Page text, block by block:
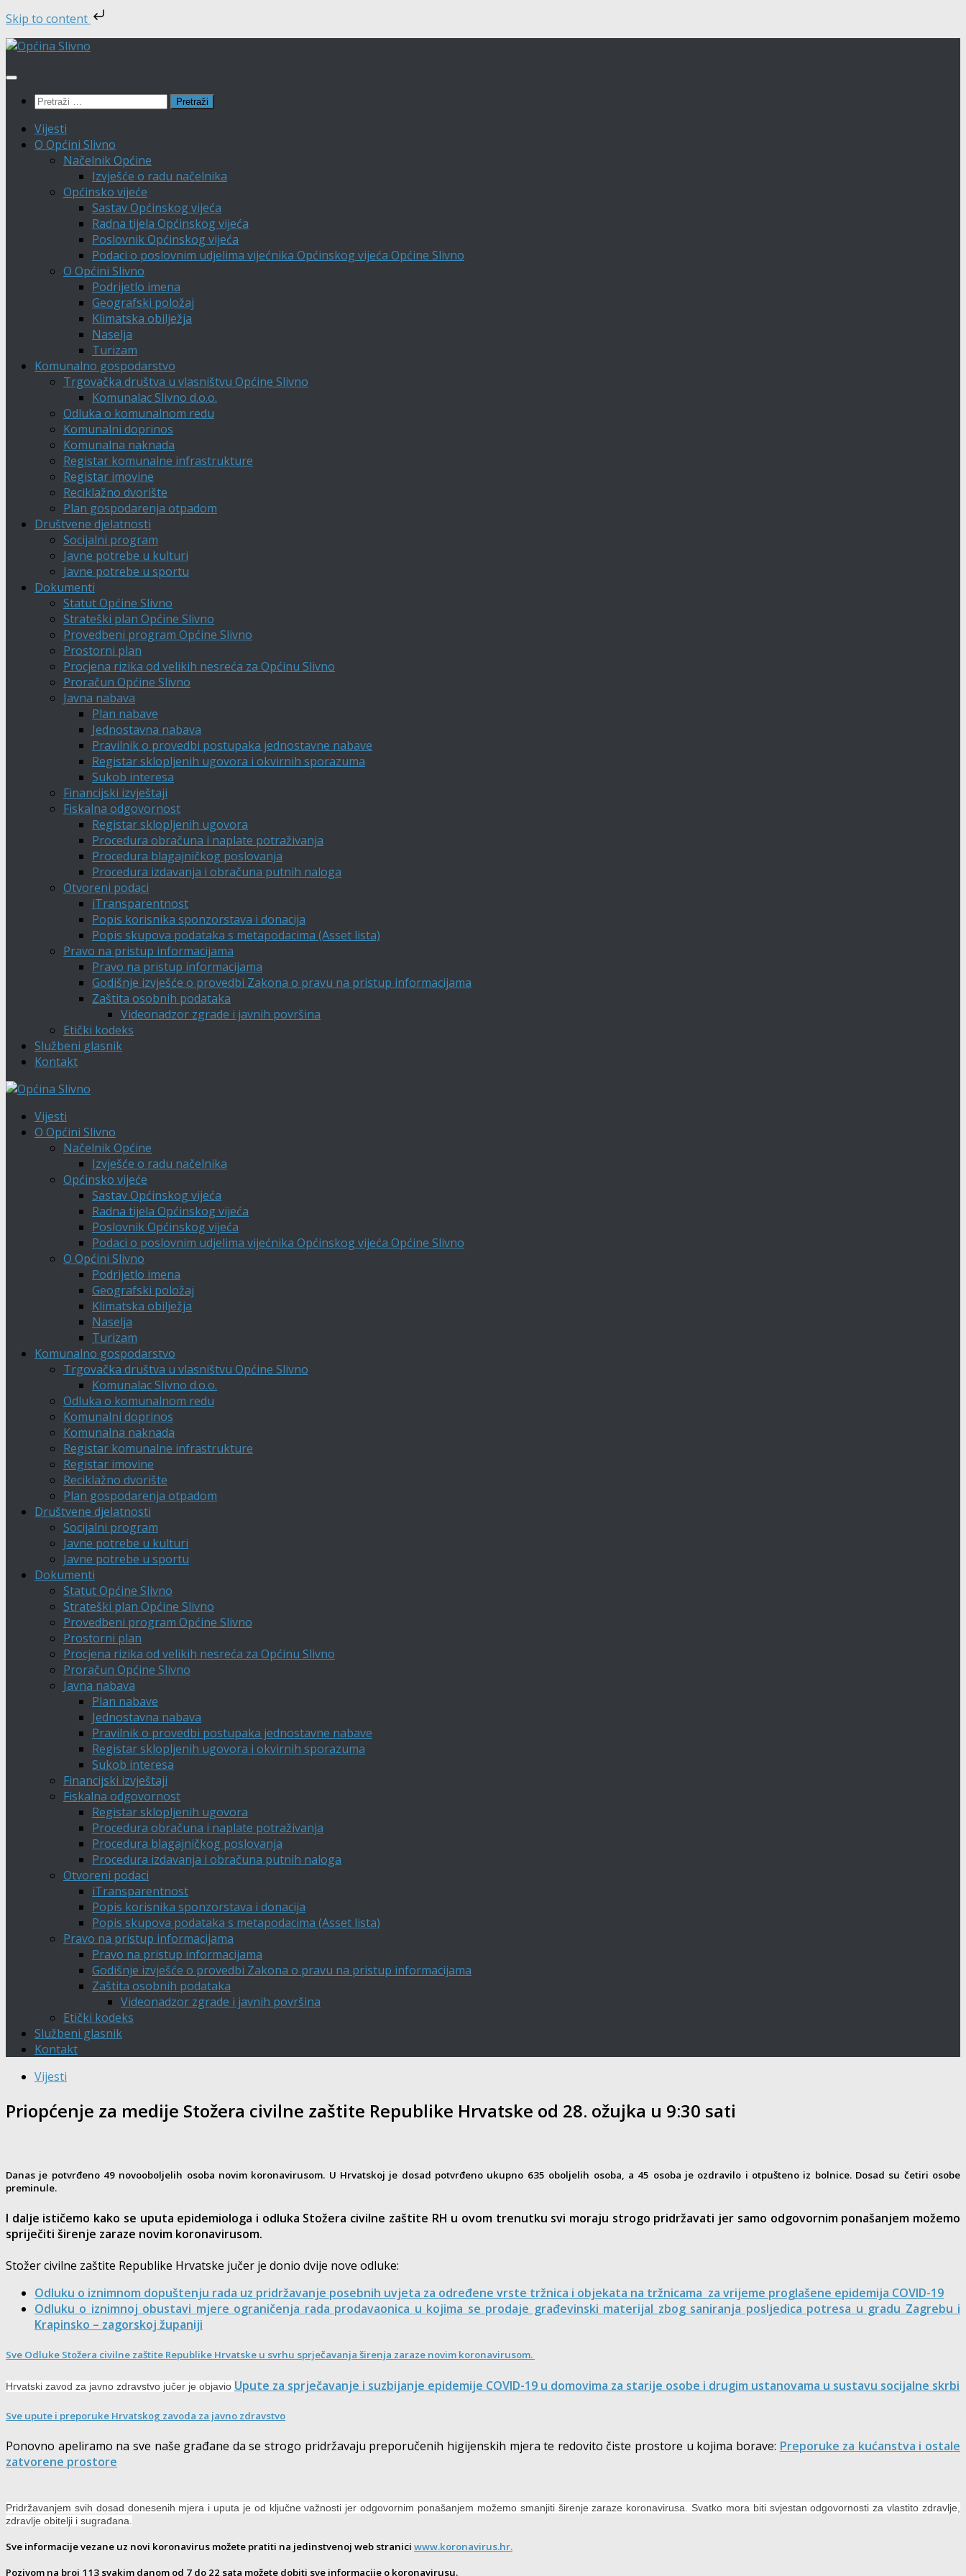
Skip to content
Skip
content
Pretraži:
Vijesti
O Općini Slivno
Načelnik Općine
Izvješće o radu načelnika
Općinsko vijeće
Sastav Općinskog vijeća
Radna tijela Općinskog vijeća
Poslovnik Općinskog vijeća
Podaci o poslovnim udjelima vijećnika Općinskog vijeća Općine Slivno
O Općini Slivno
Podrijetlo imena
Geografski položaj
Klimatska obilježja
Naselja
Turizam
Komunalno gospodarstvo
Trgovačka društva u vlasništvu Općine Slivno
Komunalac Slivno d.o.o.
Odluka o komunalnom redu
Komunalni doprinos
Komunalna naknada
Registar komunalne infrastrukture
Registar imovine
Reciklažno dvorište
Plan gospodarenja otpadom
Društvene djelatnosti
Socijalni program
Javne potrebe u kulturi
Javne potrebe u sportu
Dokumenti
Statut Općine Slivno
Strateški plan Općine Slivno
Provedbeni program Općine Slivno
Prostorni plan
Procjena rizika od velikih nesreća za Općinu Slivno
Proračun Općine Slivno
Javna nabava
Plan nabave
Jednostavna nabava
Pravilnik o provedbi postupaka jednostavne nabave
Registar sklopljenih ugovora i okvirnih sporazuma
Sukob interesa
Financijski izvještaji
Fiskalna odgovornost
Registar sklopljenih ugovora
Procedura obračuna i naplate potraživanja
Procedura blagajničkog poslovanja
Procedura izdavanja i obračuna putnih naloga
Otvoreni podaci
iTransparentnost
Popis korisnika sponzorstava i donacija
Popis skupova podataka s metapodacima (Asset lista)
Pravo na pristup informacijama
Pravo na pristup informacijama
Godišnje izvješće o provedbi Zakona o pravu na pristup informacijama
Zaštita osobnih podataka
Videonadzor zgrade i javnih površina
Etički kodeks
Službeni glasnik
Kontakt
Vijesti
O Općini Slivno
Načelnik Općine
Izvješće o radu načelnika
Općinsko vijeće
Sastav Općinskog vijeća
Radna tijela Općinskog vijeća
Poslovnik Općinskog vijeća
Podaci o poslovnim udjelima vijećnika Općinskog vijeća Općine Slivno
O Općini Slivno
Podrijetlo imena
Geografski položaj
Klimatska obilježja
Naselja
Turizam
Komunalno gospodarstvo
Trgovačka društva u vlasništvu Općine Slivno
Komunalac Slivno d.o.o.
Odluka o komunalnom redu
Komunalni doprinos
Komunalna naknada
Registar komunalne infrastrukture
Registar imovine
Reciklažno dvorište
Plan gospodarenja otpadom
Društvene djelatnosti
Socijalni program
Javne potrebe u kulturi
Javne potrebe u sportu
Dokumenti
Statut Općine Slivno
Strateški plan Općine Slivno
Provedbeni program Općine Slivno
Prostorni plan
Procjena rizika od velikih nesreća za Općinu Slivno
Proračun Općine Slivno
Javna nabava
Plan nabave
Jednostavna nabava
Pravilnik o provedbi postupaka jednostavne nabave
Registar sklopljenih ugovora i okvirnih sporazuma
Sukob interesa
Financijski izvještaji
Fiskalna odgovornost
Registar sklopljenih ugovora
Procedura obračuna i naplate potraživanja
Procedura blagajničkog poslovanja
Procedura izdavanja i obračuna putnih naloga
Otvoreni podaci
iTransparentnost
Popis korisnika sponzorstava i donacija
Popis skupova podataka s metapodacima (Asset lista)
Pravo na pristup informacijama
Pravo na pristup informacijama
Godišnje izvješće o provedbi Zakona o pravu na pristup informacijama
Zaštita osobnih podataka
Videonadzor zgrade i javnih površina
Etički kodeks
Službeni glasnik
Kontakt
Vijesti
Priopćenje za medije Stožera civilne zaštite Republike Hrvatske od 28. ožujka u 9:30 sati
Danas je potvrđeno 49 novooboljelih osoba novim koronavirusom. U Hrvatskoj je dosad potvrđeno ukupno 635 oboljelih osoba, a 45 osoba je ozdravilo i otpušteno iz bolnice. Dosad su četiri osobe
preminule.
I dalje ističemo kako se uputa epidemiologa i odluka Stožera civilne zaštite RH u ovom trenutku svi moraju strogo pridržavati jer samo odgovornim ponašanjem možemo
spriječiti širenje zaraze novim koronavirusom.
Stožer civilne zaštite Republike Hrvatske jučer je donio dvije nove odluke:
Odluku o iznimnom dopuštenju rada uz pridržavanje posebnih uvjeta za određene vrste tržnica i objekata na tržnicama za vrijeme proglašene epidemija COVID-19
Odluku o iznimnoj obustavi mjere ograničenja rada prodavaonica u kojima se prodaje građevinski materijal zbog saniranja posljedica potresa u gradu Zagrebu i
Krapinsko – zagorskoj županiji
Sve Odluke Stožera civilne zaštite Republike Hrvatske u svrhu sprječavanja širenja zaraze novim koronavirusom.
Hrvatski zavod za javno zdravstvo jučer je objavio Upute za sprječavanje i suzbijanje epidemije COVID-19 u domovima za starije osobe i drugim ustanovama u sustavu socijalne skrbi
Sve upute i preporuke Hrvatskog zavoda za javno zdravstvo
Ponovno apeliramo na sve naše građane da se strogo pridržavaju preporučenih higijenskih mjera te redovito čiste prostore u kojima borave: Preporuke za kućanstva i ostale
zatvorene prostore
Pridržavanjem svih dosad donesenih mjera i uputa je od ključne važnosti jer odgovornim ponašanjem možemo smanjiti širenje zaraze koronavirusa. Svatko mora biti svjestan odgovornosti za vlastito zdravlje,
zdravlje obitelji i sugrađana.
Sve informacije vezane uz novi koronavirus možete pratiti na jedinstvenoj web stranici www.koronavirus.hr.
Pozivom na broj 113 svakim danom od 7 do 22 sata možete dobiti sve informacije o koronavirusu.